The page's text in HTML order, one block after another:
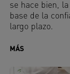
se hace bien,
base de la
largo plazo.
MÁS